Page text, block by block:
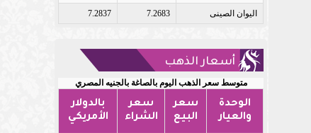
اليوان الصينى 7.2683
7.2837
أسعار الذهب
متوسط سعر الذهب اليوم بالصاغة بالجنيه المصري
الوحدة
والعيار
سعر
البيع
سعر
الشراء
بالدولار
الأمريكي